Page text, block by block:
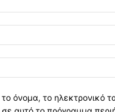
όνομα, το ηλεκτρονικό